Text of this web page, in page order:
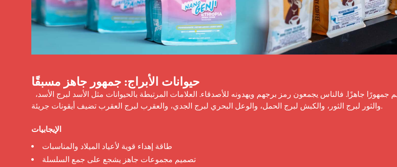
حيوانات الأبراج: جمهور جاهز مسبقًا
والثور لبرج الثور، والكبش لبرج الحمل، والوعل البحري لبرج الجدي، والعقرب لبرج العقرب تضيف أيقونات جريئة.
الإيجابيات
طاقة إهداء قوية لأعياد الميلاد والمناسبات
تصميم مجموعات جاهز يشجع على جمع السلسلة